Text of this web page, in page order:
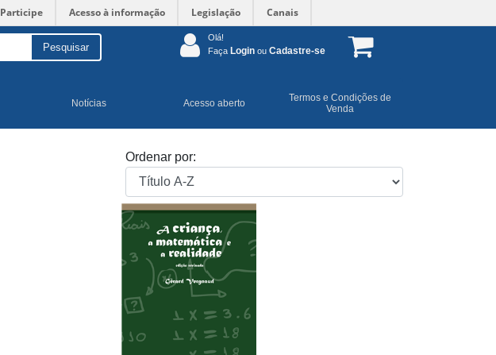
Participe Acesso à informação Legislação Canais
Pesquisar
Olá!
Faça Login ou Cadastre-se
Notícias Acesso aberto
Termos e Condições de
Venda
Ordenar por: